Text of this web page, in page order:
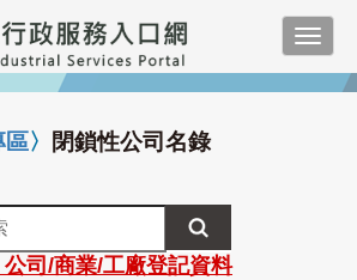
區〉 閉鎖性公司名錄
公司/商業/工廠登記資料